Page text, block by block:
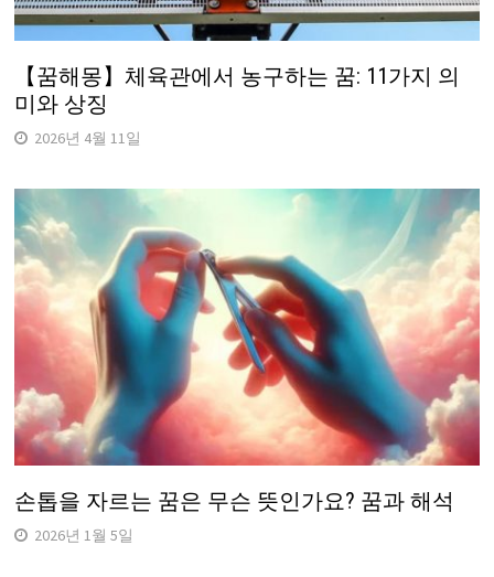
【꿈해몽】체육관에서 농구하는 꿈: 11가지 의
미와 상징
2026년 4월 11일
손톱을 자르는 꿈은 무슨 뜻인가요? 꿈과 해석
2026년 1월 5일